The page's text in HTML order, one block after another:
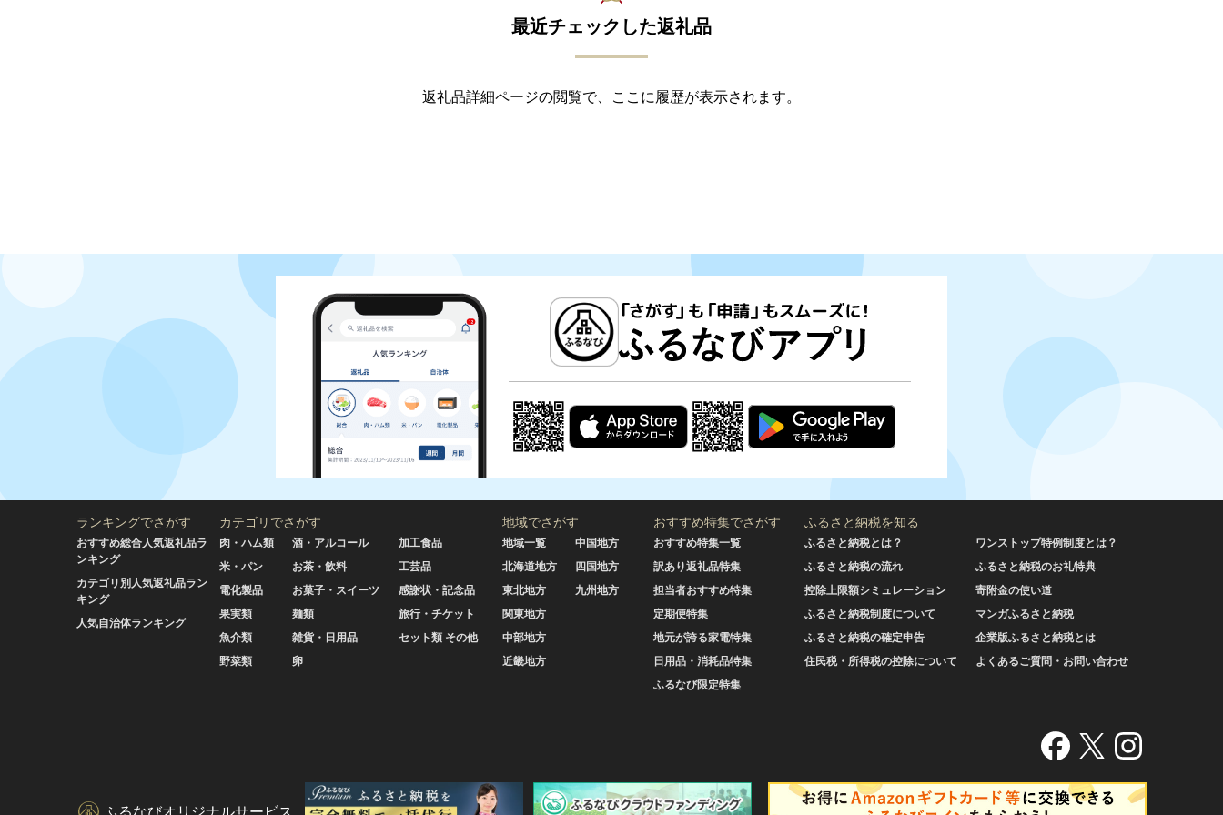
最近チェックした返礼品
返礼品詳細ページの閲覧で、ここに履歴が表示されます。
ランキングでさがす
おすすめ総合人気返礼品ラ
ンキング
カテゴリ別人気返礼品ラン
キング
人気自治体ランキング
カテゴリでさがす
肉・ハム類
米・パン
電化製品
果実類
魚介類
野菜類
酒・アルコール
お茶・飲料
お菓子・スイーツ
麺類
雑貨・日用品
卵
加工食品
工芸品
感謝状・記念品
旅行・チケット
セット類 その他
地域でさがす
地域一覧
北海道地方
東北地方
関東地方
中部地方
近畿地方
中国地方
四国地方
九州地方
おすすめ特集でさがす
おすすめ特集一覧
訳あり返礼品特集
担当者おすすめ特集
定期便特集
地元が誇る家電特集
日用品・消耗品特集
ふるなび限定特集
ふるさと納税を知る
ふるさと納税とは？
ふるさと納税の流れ
控除上限額シミュレーション
ふるさと納税制度について
ふるさと納税の確定申告
住民税・所得税の控除について
ワンストップ特例制度とは？
ふるさと納税のお礼特典
寄附金の使い道
マンガふるさと納税
企業版ふるさと納税とは
よくあるご質問・お問い合わせ